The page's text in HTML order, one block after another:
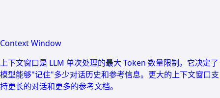
Context Window
上下文窗口是 LLM 单次处理的最大 Token 数量限制。它决定了
模型能够"记住"多少对话历史和参考信息。更大的上下文窗口支
持更长的对话和更多的参考文档。